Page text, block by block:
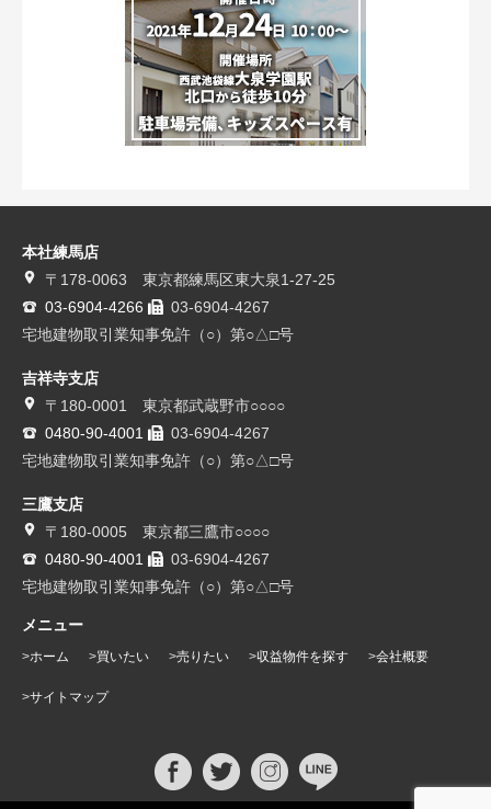
本社練馬店
〒178-0063 東京都練馬区東大泉1-27-25
03-6904-4266
03-6904-4267
宅地建物取引業知事免許（○）第○△□号
吉祥寺支店
〒180-0001 東京都武蔵野市○○○○
0480-90-4001
03-6904-4267
宅地建物取引業知事免許（○）第○△□号
三鷹支店
〒180-0005 東京都三鷹市○○○○
0480-90-4001
03-6904-4267
宅地建物取引業知事免許（○）第○△□号
メニュー
ホーム 買いたい 売りたい 収益物件を探す 会社概要
サイトマップ